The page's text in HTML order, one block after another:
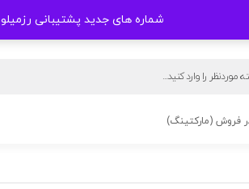
شماره های جدید پشتیبانی رزمیلو 02177299823 واتس اپ 989104964204+
فروش (مارکتینگ)